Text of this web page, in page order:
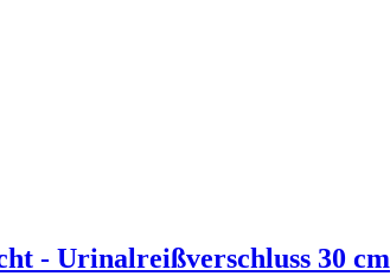
- Urinalreißverschluss 30 cm